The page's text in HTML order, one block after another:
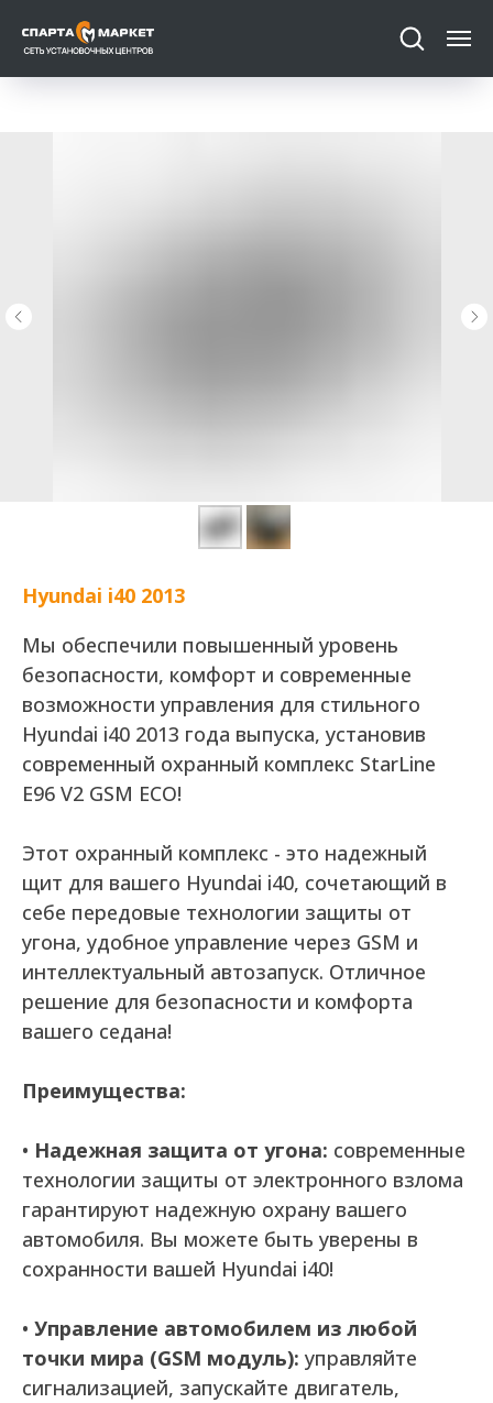
Hyundai i40 2013
Мы обеспечили повышенный уровень
безопасности, комфорт и современные
возможности управления для стильного
Hyundai i40 2013 года выпуска, установив
современный охранный комплекс StarLine
E96 V2 GSM ECO!
Этот охранный комплекс - это надежный
щит для вашего Hyundai i40, сочетающий в
себе передовые технологии защиты от
угона, удобное управление через GSM и
интеллектуальный автозапуск. Отличное
решение для безопасности и комфорта
вашего седана!
Преимущества:
• Надежная защита от угона: современные
технологии защиты от электронного взлома
гарантируют надежную охрану вашего
автомобиля. Вы можете быть уверены в
сохранности вашей Hyundai i40!
• Управление автомобилем из любой
точки мира (GSM модуль): управляйте
сигнализацией, запускайте двигатель,